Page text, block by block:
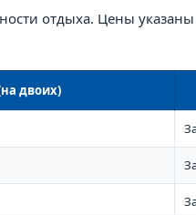
отдыха. Цены
двоих)